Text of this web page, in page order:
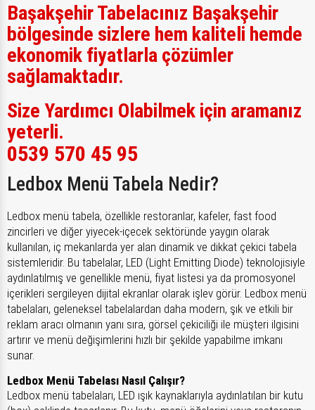
Başakşehir Tabelacınız Başakşehir
bölgesinde sizlere hem kaliteli hemde
ekonomik fiyatlarla çözümler
sağlamaktadır.
Size Yardımcı Olabilmek için aramanız
yeterli.
0539 570 45 95
Ledbox Menü Tabela Nedir?
Ledbox menü tabela, özellikle restoranlar, kafeler, fast food
zincirleri ve diğer yiyecek-içecek sektöründe yaygın olarak
kullanılan, iç mekanlarda yer alan dinamik ve dikkat çekici tabela
sistemleridir. Bu tabelalar, LED (Light Emitting Diode) teknolojisiyle
aydınlatılmış ve genellikle menü, fiyat listesi ya da promosyonel
içerikleri sergileyen dijital ekranlar olarak işlev görür. Ledbox menü
tabelaları, geleneksel tabelalardan daha modern, şık ve etkili bir
reklam aracı olmanın yanı sıra, görsel çekiciliği ile müşteri ilgisini
artırır ve menü değişimlerini hızlı bir şekilde yapabilme imkanı
sunar.
Ledbox Menü Tabelası Nasıl Çalışır?
Ledbox menü tabelaları, LED ışık kaynaklarıyla aydınlatılan bir kutu